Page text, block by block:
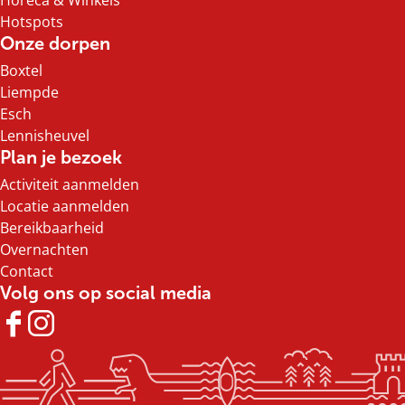
Hotspots
Onze dorpen
Boxtel
Liempde
Esch
Lennisheuvel
Plan je bezoek
Activiteit aanmelden
Locatie aanmelden
Bereikbaarheid
Overnachten
Contact
Volg ons op social media
F
c
e
I
s
t